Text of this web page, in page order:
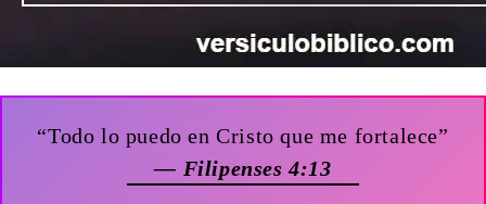
“Todo lo puedo en Cristo que me fortalece”
— Filipenses 4:13